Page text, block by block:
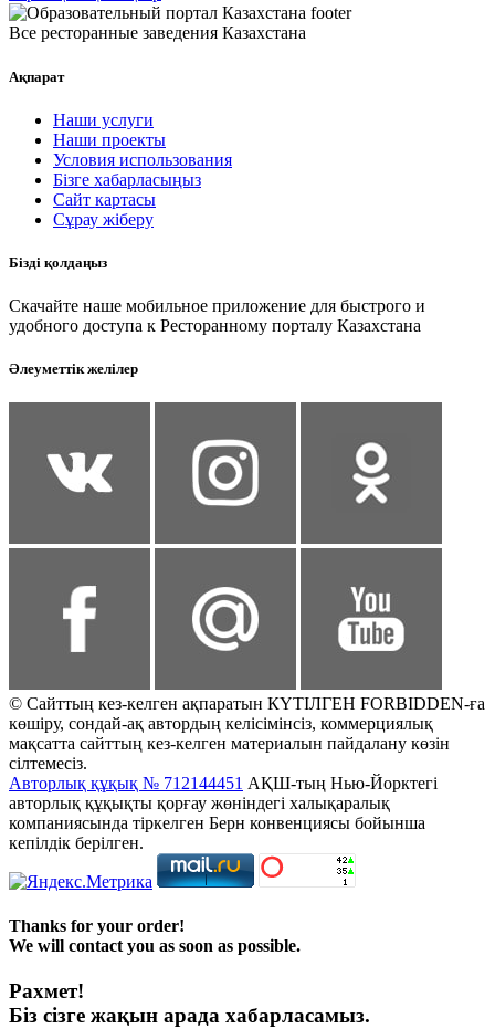
Все ресторанные заведения Казахстана
Ақпарат
Наши услуги
Наши проекты
Условия использования
Бізге хабарласыңыз
Сайт картасы
Сұрау жіберу
Бізді қолдаңыз
Скачайте наше мобильное приложение для быстрого и
удобного доступа к Ресторанному порталу Казахстана
Әлеуметтік желілер
© Сайттың кез-келген ақпаратын КҮТІЛГЕН FORBIDDEN-ға
көшіру, сондай-ақ автордың келісімінсіз, коммерциялық
мақсатта сайттың кез-келген материалын пайдалану көзін
сілтемесіз.
Авторлық құқық № 712144451 АҚШ-тың Нью-Йорктегі
авторлық құқықты қорғау жөніндегі халықаралық
компаниясында тіркелген Берн конвенциясы бойынша
кепілдік берілген.
Thanks for your order!
We will contact you as soon as possible.
Рахмет!
Біз сізге жақын арада хабарласамыз.